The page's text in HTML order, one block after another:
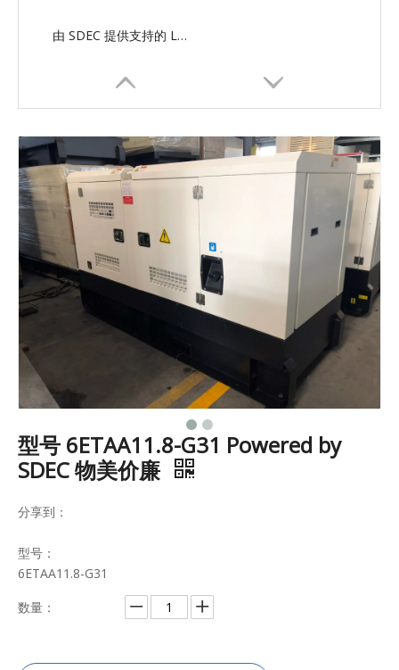
由 SDEC 提供支持的 LG-SD 串行
型号 6ETAA11.8-G31 Powered by
SDEC 物美价廉
分享到：
型号：
6ETAA11.8-G31
数量：